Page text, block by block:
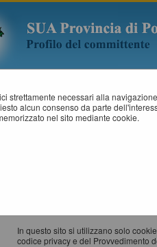
strettamente necessari alla
alcun consenso da parte
nel sito mediante cookie.
Un "cookie" è un piccolo file di
I cookie sono inviati da un server
In questo sito si utilizzano solo
codice privacy e del Provvedimento